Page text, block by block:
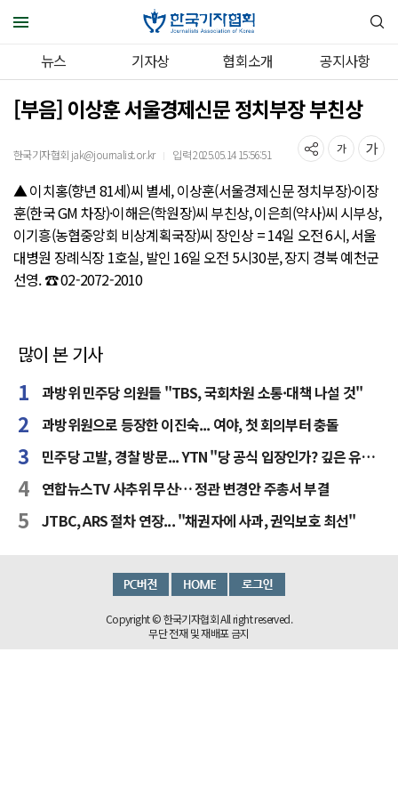
뉴스 기자상 협회소개 공지사항
[부음] 이상훈 서울경제신문 정치부장 부친상
한국기자협회 jak@journalist.or.kr ｜ 입력 2025.05.14 15:56:51
▲ 이치홍(향년 81세)씨 별세, 이상훈(서울경제신문 정치부장)·이장
훈(한국 GM 차장)·이해은(학원장)씨 부친상, 이은희(약사)씨 시부상,
이기흥(농협중앙회 비상계획국장)씨 장인상 = 14일 오전 6시, 서울
대병원 장례식장 1호실, 발인 16일 오전 5시30분, 장지 경북 예천군
선영. ☎ 02-2072-2010
많이 본 기사
과방위 민주당 의원들 "TBS, 국회차원 소통·대책 나설 것"
과방위원으로 등장한 이진숙... 여야, 첫 회의부터 충돌
민주당 고발, 경찰 방문... YTN "당 공식 입장인가? 깊은 유감"
연합뉴스TV 사추위 무산… 정관 변경안 주총서 부결
JTBC, ARS 절차 연장... "채권자에 사과, 권익보호 최선"
Copyright © 한국기자협회 All right reserved.
무단 전재 및 재배포 금지